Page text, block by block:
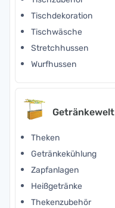
Tischdekoration
Tischwäsche
Stretchhussen
Wurfhussen
Getränkewelt
Theken
Getränkekühlung
Zapfanlagen
Heißgetränke
Thekenzubehör